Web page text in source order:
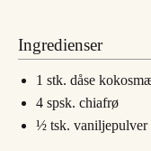
Ingredienser
1 stk. dåse
4 spsk. chiafrø
½ tsk. vaniljepulver